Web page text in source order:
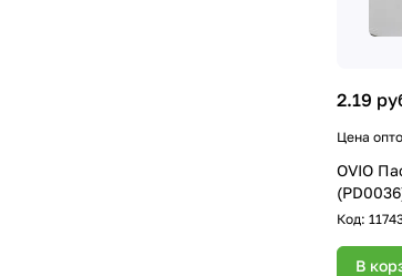
2.19
Цена
OVIO
Код:
В